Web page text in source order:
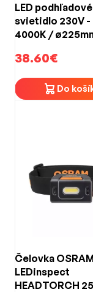
LED podhľadové
svietidlo 230V -
4000K /
38.60€
Do
Čelovka
LEDinspect
HEADTORCH